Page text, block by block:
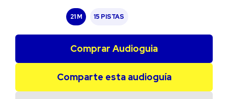
21 M 15 PISTAS
Comprar Audioguia
Comparte esta audioguía